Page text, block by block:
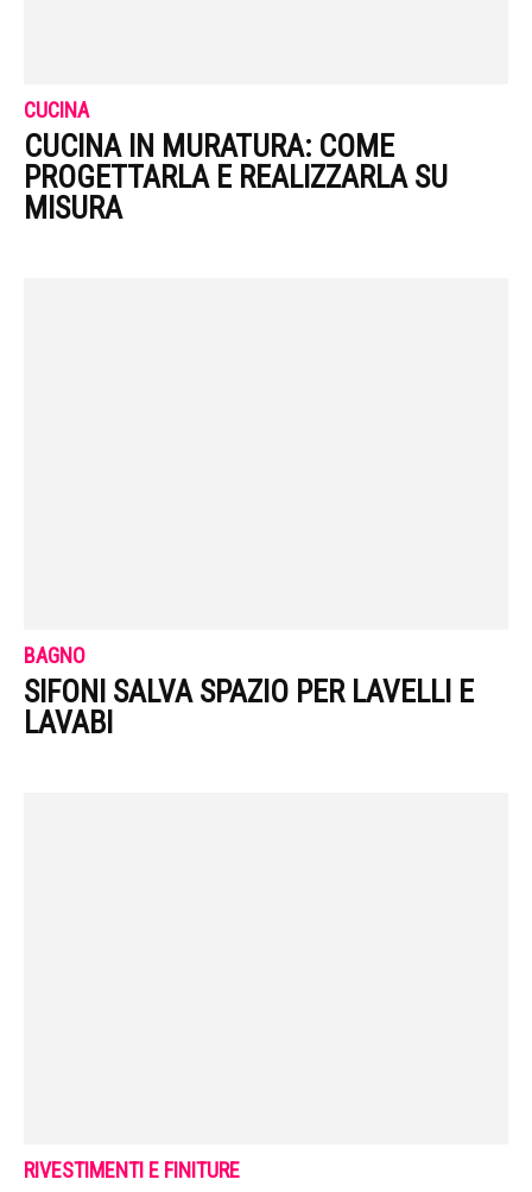
CUCINA
CUCINA IN MURATURA: COME
PROGETTARLA E REALIZZARLA SU
MISURA
BAGNO
SIFONI SALVA SPAZIO PER LAVELLI E
LAVABI
RIVESTIMENTI E FINITURE